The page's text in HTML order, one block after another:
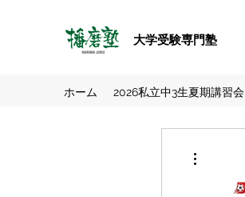
大学受験専門塾
ホーム 2026私立中3生夏期講習会